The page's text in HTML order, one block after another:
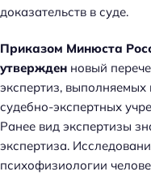
доказательств в суде.
Приказом Минюста
утвержден новый
экспертиз,
судебно-экспертных
Ранее вид экспертизы
экспертиза.
психофизиологии